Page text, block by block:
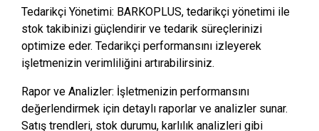
Tedarikçi Yönetimi: BARKOPLUS, tedarikçi yönetimi ile
stok takibinizi güçlendirir ve tedarik süreçlerinizi
optimize eder. Tedarikçi performansını izleyerek
işletmenizin verimliliğini artırabilirsiniz.
Rapor ve Analizler: İşletmenizin performansını
değerlendirmek için detaylı raporlar ve analizler sunar.
Satış trendleri, stok durumu, karlılık analizleri gibi